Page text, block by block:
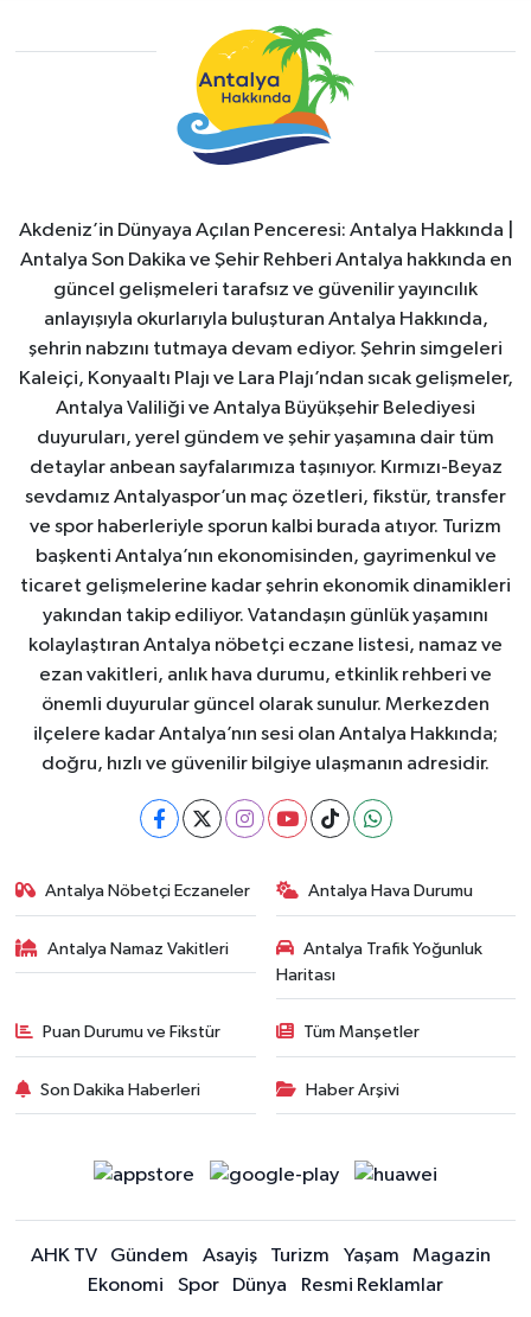
Akdeniz’in Dünyaya Açılan Penceresi: Antalya Hakkında |
Antalya Son Dakika ve Şehir Rehberi Antalya hakkında en
güncel gelişmeleri tarafsız ve güvenilir yayıncılık
anlayışıyla okurlarıyla buluşturan Antalya Hakkında,
şehrin nabzını tutmaya devam ediyor. Şehrin simgeleri
Kaleiçi, Konyaaltı Plajı ve Lara Plajı’ndan sıcak gelişmeler,
Antalya Valiliği ve Antalya Büyükşehir Belediyesi
duyuruları, yerel gündem ve şehir yaşamına dair tüm
detaylar anbean sayfalarımıza taşınıyor. Kırmızı-Beyaz
sevdamız Antalyaspor’un maç özetleri, fikstür, transfer
ve spor haberleriyle sporun kalbi burada atıyor. Turizm
başkenti Antalya’nın ekonomisinden, gayrimenkul ve
ticaret gelişmelerine kadar şehrin ekonomik dinamikleri
yakından takip ediliyor. Vatandaşın günlük yaşamını
kolaylaştıran Antalya nöbetçi eczane listesi, namaz ve
ezan vakitleri, anlık hava durumu, etkinlik rehberi ve
önemli duyurular güncel olarak sunulur. Merkezden
ilçelere kadar Antalya’nın sesi olan Antalya Hakkında;
doğru, hızlı ve güvenilir bilgiye ulaşmanın adresidir.
Antalya Nöbetçi Eczaneler Antalya Hava Durumu
Antalya Namaz Vakitleri
Antalya Trafik Yoğunluk
Haritası
Puan Durumu ve Fikstür Tüm Manşetler
Son Dakika Haberleri Haber Arşivi
AHK TV Gündem Asayiş Turizm Yaşam
Magazin
Ekonomi
Spor Dünya Resmi Reklamlar